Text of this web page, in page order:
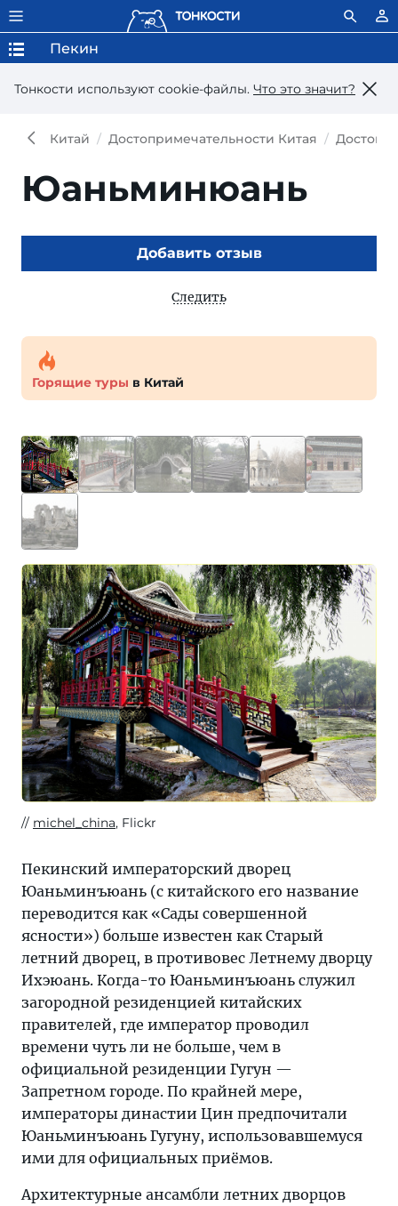
Тонкости используют сookie-файлы. Что это значит?
Пекин
Китай Достопримечательности Китая
Юаньминюань
Добавить отзыв
Следить
Горящие туры в Китай
michel_china, Flickr
Пекинский императорский дворец
Юаньминъюань (с китайского его название
переводится как «Сады совершенной
ясности») больше известен как Старый
летний дворец, в противовес Летнему дворцу
Ихэюань. Когда-то Юаньминъюань служил
загородной резиденцией китайских
правителей, где император проводил
времени чуть ли не больше, чем в
официальной резиденции Гугун —
Запретном городе. По крайней мере,
императоры династии Цин предпочитали
Юаньминъюань Гугуну, использовавшемуся
ими для официальных приёмов.
Архитектурные ансамбли летних дворцов